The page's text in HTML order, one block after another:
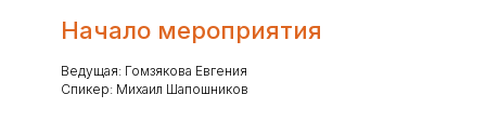
Начало мероприятия
Ведущая: Гомзякова Евгения
Спикер: Михаил Шапошников